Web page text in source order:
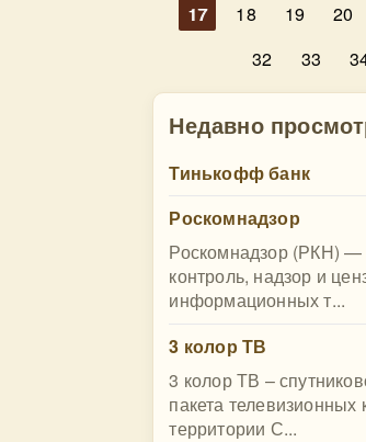
17
18 19 20
32
33
Недавно
Тинькофф банк
Роскомнадзор
Роскомнадзор (РКН) —
контроль, надзор и
информационных т...
3 колор ТВ
3 колор ТВ –
пакета
территории С...